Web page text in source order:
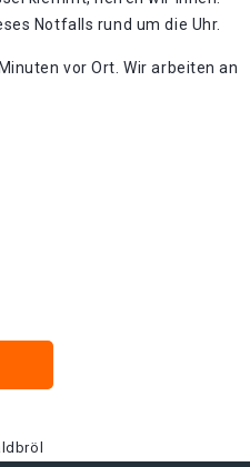
Notfalls rund um die Uhr.
vor Ort. Wir arbeiten an